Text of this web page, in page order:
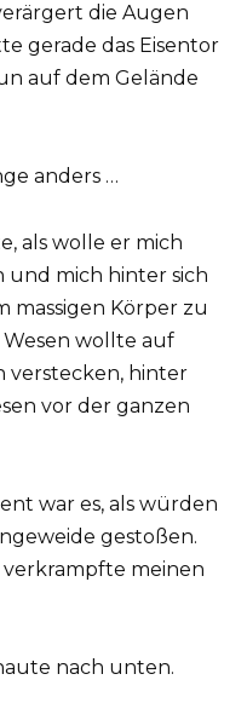
die Augen
gerade das Eisentor
auf dem Gelände
anders …
als wolle er mich
und mich hinter sich
massigen Körper zu
wollte auf
verstecken, hinter
vor der ganzen
war es, als würden
gestoßen.
meinen
nach unten.